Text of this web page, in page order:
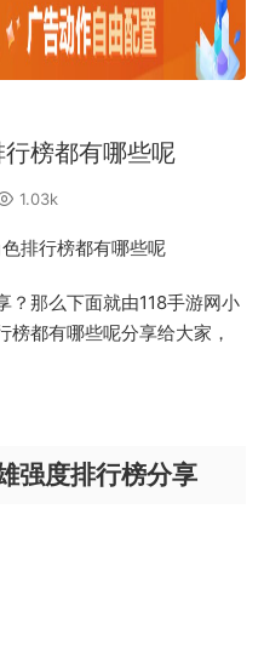
榜都有哪些呢
1.03k
？那么下面就由118手游网小
都有哪些呢分享给大家，
强度排行榜分享